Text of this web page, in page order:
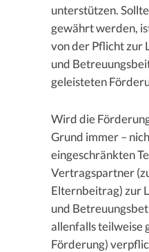
unterstützen.
gewährt werden,
von der Pflicht zur
und
geleisteten
Wird die
Grund immer –
eingeschränkten
Vertragspartner
Elternbeitrag) zur
und
allenfalls teilweise
Förderung)